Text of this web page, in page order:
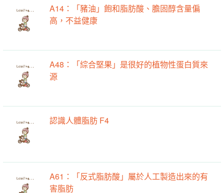
A14：「豬油」飽和脂肪酸、膽固醇含量偏
高，不益健康
A48：「綜合堅果」是很好的植物性蛋白質來
源
認識人體脂肪 F4
A61：「反式脂肪酸」屬於人工製造出來的有
害脂肪